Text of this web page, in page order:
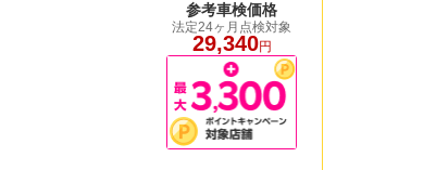
参考車検価格
法定24ヶ月点検対象
29,340円